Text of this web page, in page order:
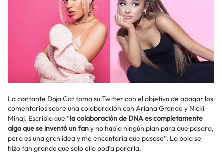
La cantante Doja Cat toma su Twitter con el objetivo de apagar los
comentarios sobre una colaboración con Ariana Grande y Nicki
Minaj. Escribía que “la colaboración de DNA es completamente
algo que se inventó un fany no había ningún plan para que pasara,
pero es una gran idea y me encantaría que pasase”. La bola se
hizo tan grande que solo ella podía pararla.